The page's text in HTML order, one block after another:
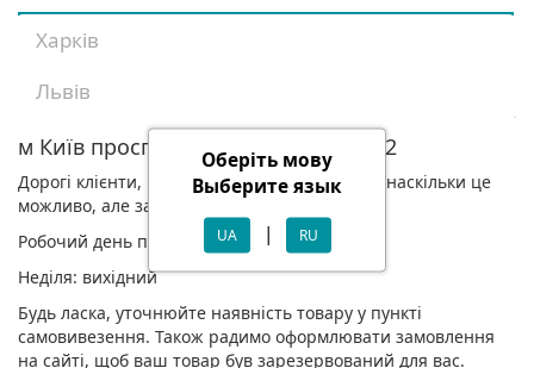
Оберіть мову
Выберите язык
UA | RU
Харків
Львів
м Київ проспект Голосіївський, 98/2
Дорогі клієнти, ми знову працюємо для вас, наскільки це
можливо, але за зміненим графіком.
Робочий день по буднях з 11-17
Неділя: вихідний
Будь ласка, уточнюйте наявність товару у пункті
самовивезення. Також радимо оформлювати замовлення
на сайті, щоб ваш товар був зарезервований для вас.